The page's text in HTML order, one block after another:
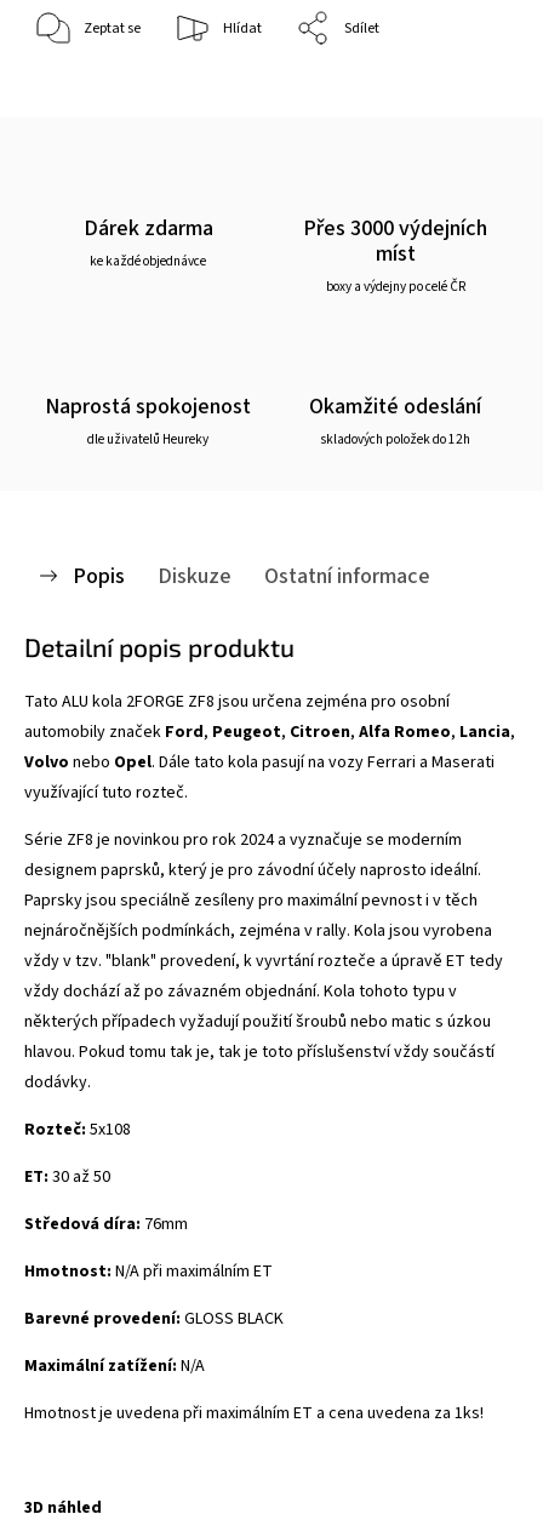
Zeptat se Hlídat Sdílet
Dárek zdarma
ke každé objednávce
Přes 3000 výdejních
míst
boxy a výdejny po celé ČR
Naprostá spokojenost
dle uživatelů Heureky
Okamžité odeslání
skladových položek do 12h
Popis Diskuze Ostatní informace
Detailní popis produktu
Tato ALU kola 2FORGE ZF8 jsou určena zejména pro osobní
automobily značek Ford, Peugeot, Citroen, Alfa Romeo, Lancia,
Volvo nebo Opel. Dále tato kola pasují na vozy Ferrari a Maserati
využívající tuto rozteč.
Série ZF8 je novinkou pro rok 2024 a vyznačuje se moderním
designem paprsků, který je pro závodní účely naprosto ideální.
Paprsky jsou speciálně zesíleny pro maximální pevnost i v těch
nejnáročnějších podmínkách, zejména v rally. Kola jsou vyrobena
vždy v tzv. "blank" provedení, k vyvrtání rozteče a úpravě ET tedy
vždy dochází až po závazném objednání. Kola tohoto typu v
některých případech vyžadují použití šroubů nebo matic s úzkou
hlavou. Pokud tomu tak je, tak je toto příslušenství vždy součástí
dodávky.
Rozteč: 5x108
ET: 30 až 50
Středová díra: 76mm
Hmotnost: N/A při maximálním ET
Barevné provedení: GLOSS BLACK
Maximální zatížení: N/A
Hmotnost je uvedena při maximálním ET a cena uvedena za 1ks!
3D náhled